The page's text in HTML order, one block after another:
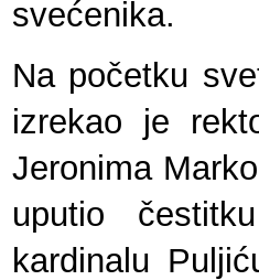
svećenika.
Na početku
izrekao je
Jeronima
uputio
kardinalu